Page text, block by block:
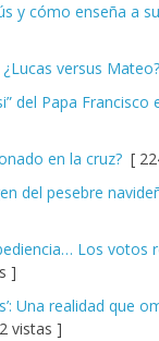
y cómo enseña a
versus Mateo?
del Papa Francisco
en la cruz?[
del pesebre
Los votos
]
Una realidad que
vistas ]